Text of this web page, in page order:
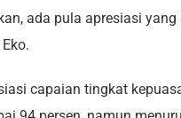
ada pula apresiasi
capaian tingkat